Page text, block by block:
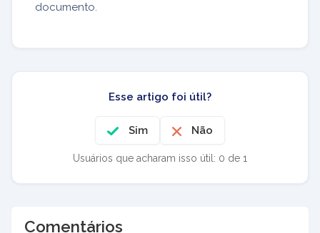
documento.
Esse artigo foi útil?
Sim Não
Usuários que acharam isso útil: 0 de 1
Comentários